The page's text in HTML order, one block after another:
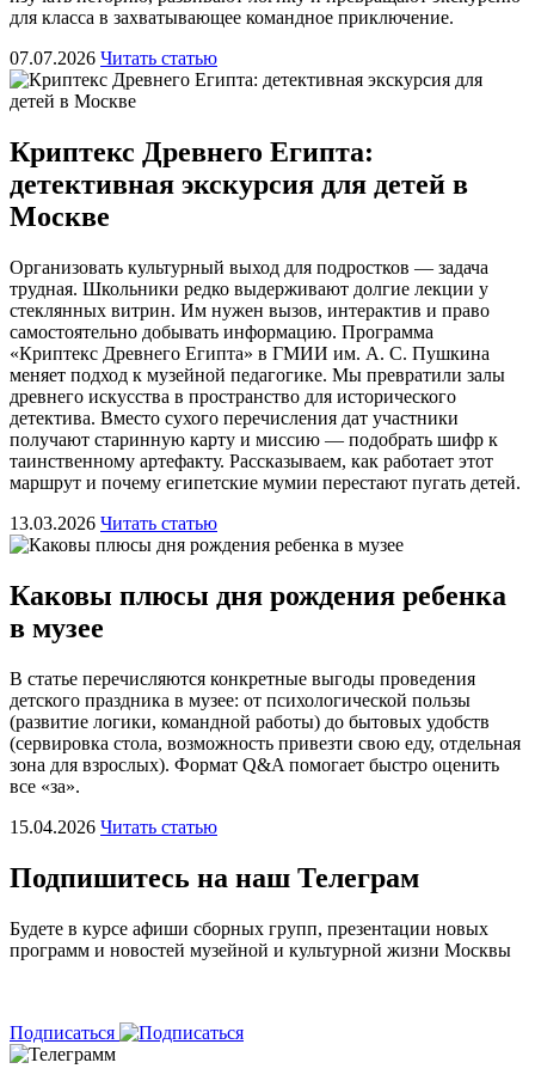
для класса в захватывающее командное приключение.
07.07.2026 Читать статью
Криптекс Древнего Египта:
детективная экскурсия для детей в
Москве
Организовать культурный выход для подростков — задача
трудная. Школьники редко выдерживают долгие лекции у
стеклянных витрин. Им нужен вызов, интерактив и право
самостоятельно добывать информацию. Программа
«Криптекс Древнего Египта» в ГМИИ им. А. С. Пушкина
меняет подход к музейной педагогике. Мы превратили залы
древнего искусства в пространство для исторического
детектива. Вместо сухого перечисления дат участники
получают старинную карту и миссию — подобрать шифр к
таинственному артефакту. Рассказываем, как работает этот
маршрут и почему египетские мумии перестают пугать детей.
13.03.2026 Читать статью
Каковы плюсы дня рождения ребенка
в музее
В статье перечисляются конкретные выгоды проведения
детского праздника в музее: от психологической пользы
(развитие логики, командной работы) до бытовых удобств
(сервировка стола, возможность привезти свою еду, отдельная
зона для взрослых). Формат Q&A помогает быстро оценить
все «за».
15.04.2026 Читать статью
Подпишитесь на наш Телеграм
Будете в курсе афиши сборных групп, презентации новых
программ и новостей музейной и культурной жизни Москвы
Подписаться